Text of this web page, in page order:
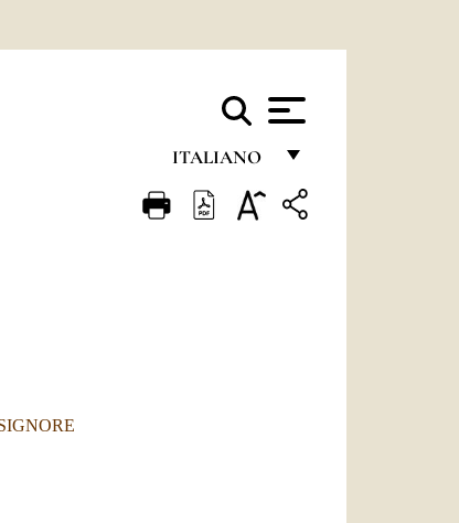
ITALIANO
FRANÇAIS